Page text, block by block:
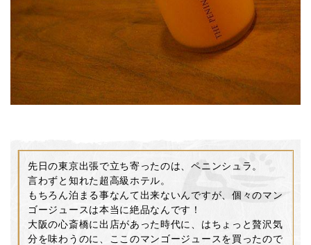
先日の東京出張で立ち寄ったのは、ペニンシュラ。
言わずと知れた超高級ホテル。
もちろん泊まる事なんて出来ないんですが、個々のマン
ゴージュースは本当に絶品なんです！
大阪の心斎橋に出店があった時代に、はちょっと贅沢気
分を味わうのに、ここのマンゴージュースを買ったので